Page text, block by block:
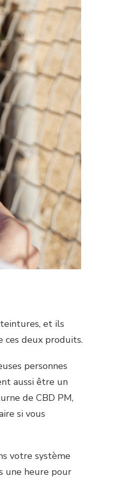
et ils
ces deux produits.
personnes
aussi être un
de CBD PM,
si vous
votre système
une heure pour